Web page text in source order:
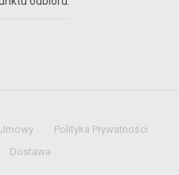
Polityka Prywatności
Dostawa